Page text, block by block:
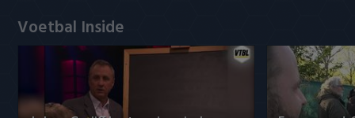
Voetbal Inside